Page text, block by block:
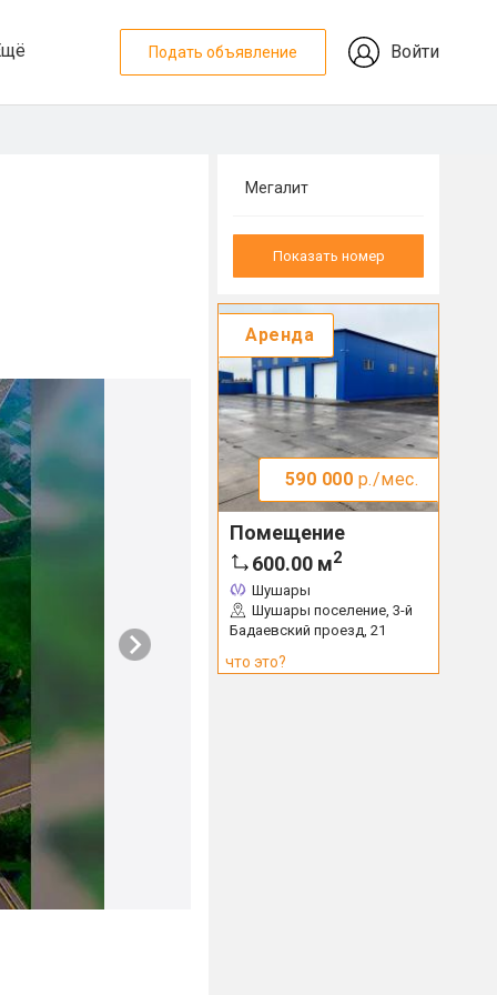
Подать объявление Войти
Мегалит
Показать номер
Аренда
590 000 р./мес.
Помещение
600.00 м2
Шушары
Шушары поселение, 3-й
Бадаевский проезд, 21
что это?